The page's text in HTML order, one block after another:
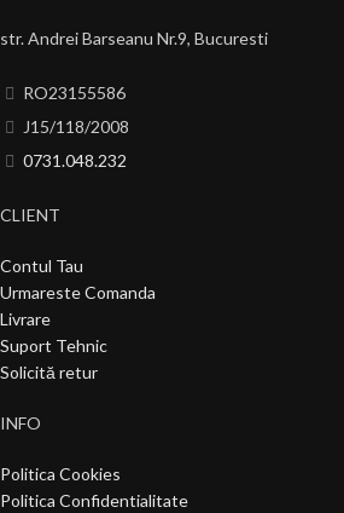
str. Andrei Barseanu Nr.9, Bucuresti
RO23155586
J15/118/2008
0731.048.232
CLIENT
Contul Tau
Urmareste Comanda
Livrare
Suport Tehnic
Solicită retur
INFO
Politica Cookies
Politica Confidentialitate